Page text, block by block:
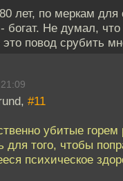
лет, по меркам для
богат. Не думал,
повод срубить
#11
убитые горем
для того, чтобы
психическое